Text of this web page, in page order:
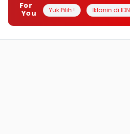
For
You
Yuk Pilih ! Iklanin di IDN